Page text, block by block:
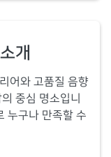
개
어와 고품질 음향
중심 명소입니
누구나 만족할 수